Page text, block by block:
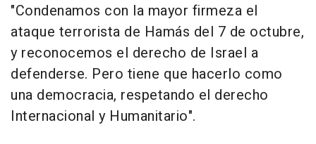
"Condenamos con la mayor firmeza el
ataque terrorista de Hamás del 7 de octubre,
y reconocemos el derecho de Israel a
defenderse. Pero tiene que hacerlo como
una democracia, respetando el derecho
Internacional y Humanitario".